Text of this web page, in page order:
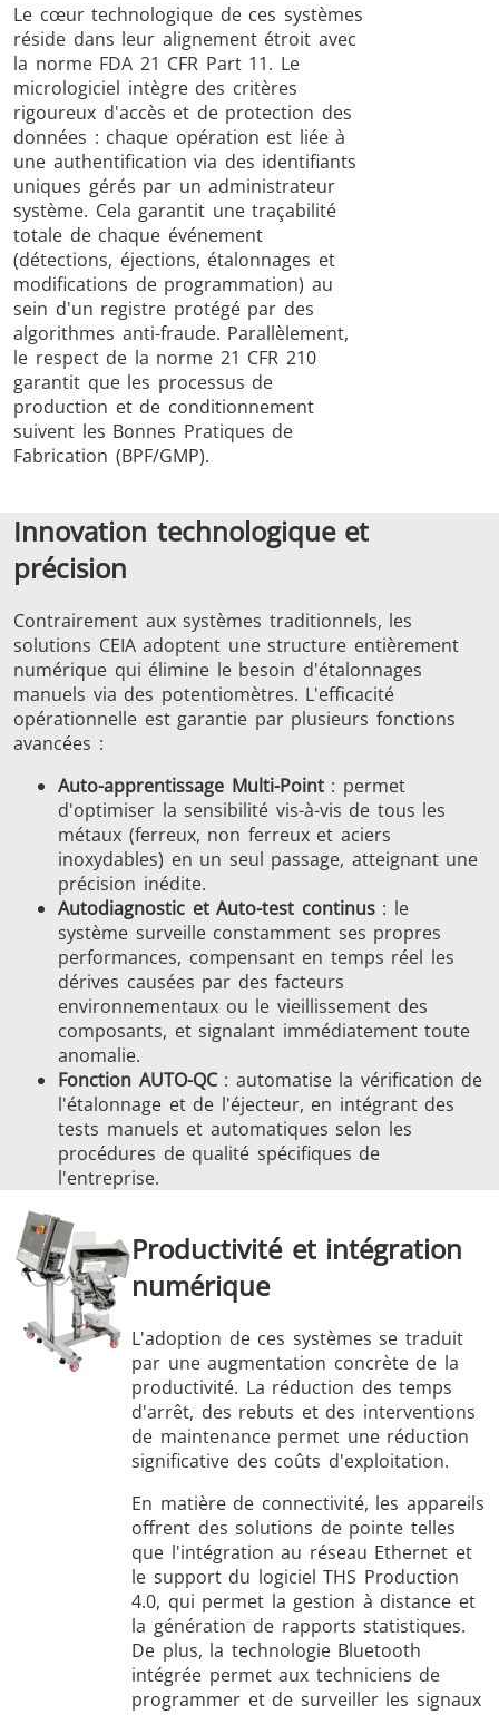
Le cœur technologique de ces systèmes
réside dans leur alignement étroit avec
la norme FDA 21 CFR Part 11. Le
micrologiciel intègre des critères
rigoureux d'accès et de protection des
données : chaque opération est liée à
une authentification via des identifiants
uniques gérés par un administrateur
système. Cela garantit une traçabilité
totale de chaque événement
(détections, éjections, étalonnages et
modifications de programmation) au
sein d'un registre protégé par des
algorithmes anti-fraude. Parallèlement,
le respect de la norme 21 CFR 210
garantit que les processus de
production et de conditionnement
suivent les Bonnes Pratiques de
Fabrication (BPF/GMP).
Innovation technologique et
précision
Contrairement aux systèmes traditionnels, les
solutions CEIA adoptent une structure entièrement
numérique qui élimine le besoin d'étalonnages
manuels via des potentiomètres. L'efficacité
opérationnelle est garantie par plusieurs fonctions
avancées :
Auto-apprentissage Multi-Point: permet
d'optimiser la sensibilité vis-à-vis de tous les
métaux (ferreux, non ferreux et aciers
inoxydables) en un seul passage, atteignant une
précision inédite.
Autodiagnostic et Auto-test continus: le
système surveille constamment ses propres
performances, compensant en temps réel les
dérives causées par des facteurs
environnementaux ou le vieillissement des
composants, et signalant immédiatement toute
anomalie.
Fonction AUTO-QC: automatise la vérification de
l'étalonnage et de l'éjecteur, en intégrant des
tests manuels et automatiques selon les
procédures de qualité spécifiques de
l'entreprise.
Productivité et intégration
numérique
L'adoption de ces systèmes se traduit
par une augmentation concrète de la
productivité. La réduction des temps
d'arrêt, des rebuts et des interventions
de maintenance permet une réduction
significative des coûts d'exploitation.
En matière de connectivité, les appareils
offrent des solutions de pointe telles
que l'intégration au réseau Ethernet et
le support du logiciel THS Production
4.0, qui permet la gestion à distance et
la génération de rapports statistiques.
De plus, la technologie Bluetooth
intégrée permet aux techniciens de
programmer et de surveiller les signaux